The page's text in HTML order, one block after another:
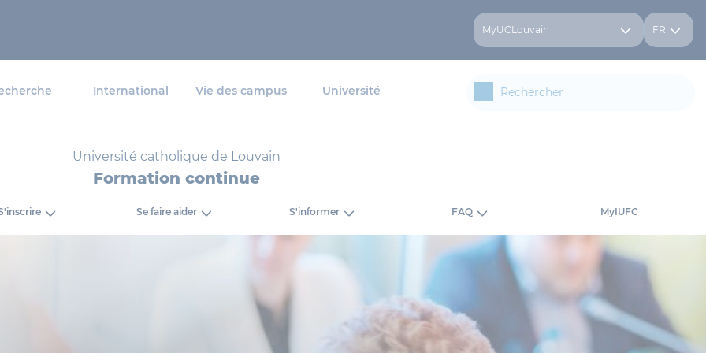
MyUCLouvain FR
International Vie des campus Université
Université catholique de Louvain
Formation continue
Se faire aider S'informer FAQ MyIUFC